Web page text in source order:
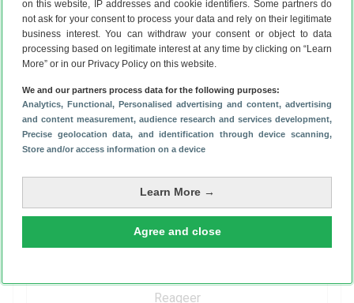
on this website, IP addresses and cookie identifiers. Some partners do
not ask for your consent to process your data and rely on their legitimate
business interest. You can withdraw your consent or object to data
processing based on legitimate interest at any time by clicking on “Learn
More” or in our Privacy Policy on this website.
We and our partners process data for the following purposes:
Analytics, Functional, Personalised advertising and content, advertising
and content measurement, audience research and services development,
Precise geolocation data, and identification through device scanning,
Store and/or access information on a device
Learn More →
Agree and close
Heeft dit artikel je geholpen?
Reageer